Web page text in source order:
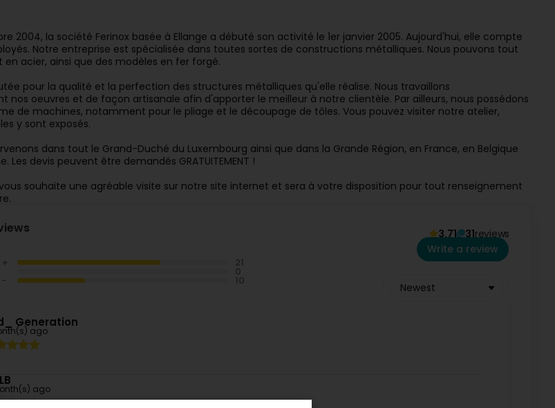
2004, la société Ferinox basée à Ellange a débuté son activité le 1er janvier 2005. Aujourd'hui, elle compte
Notre entreprise est spécialisée dans toutes sortes de constructions métalliques. Nous pouvons tout
en acier, ainsi que des modèles en fer forgé.
pour la qualité et la perfection des structures métalliques qu'elle réalise. Nous travaillons
nos oeuvres et de façon artisanale afin d'apporter le meilleur à notre clientèle. Par ailleurs, nous possédons
de machines, notamment pour le pliage et le découpage de tôles. Vous pouvez visiter notre atelier,
y sont exposés.
dans tout le Grand-Duché du Luxembourg ainsi que dans la Grande Région, en France, en Belgique
Les devis peuvent être demandés GRATUITEMENT !
souhaite une agréable visite sur notre site internet et sera à votre disposition pour tout renseignement
3.71 31reviews
-
Write a review
Newest
Generation
ago
ago